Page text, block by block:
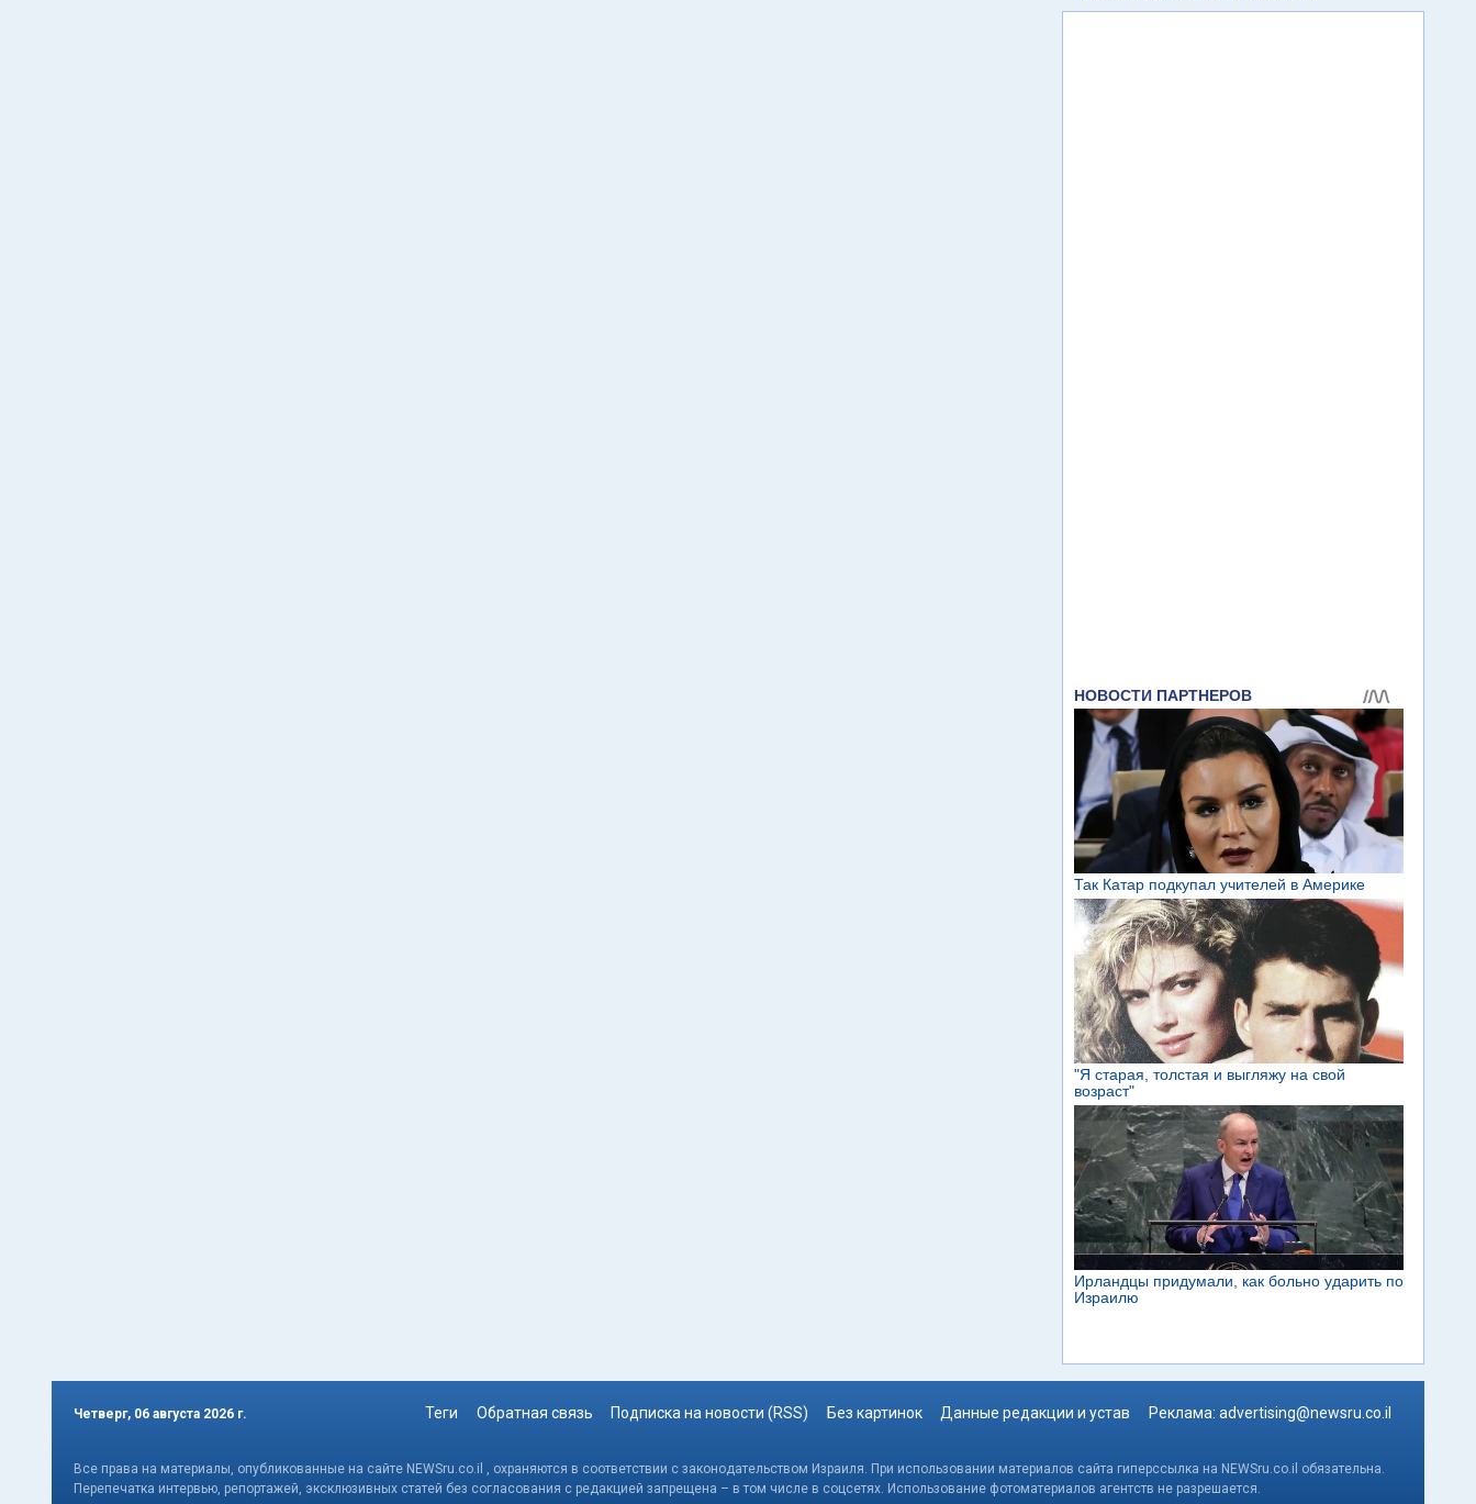
Четверг, 06 августа 2026 г. Теги Обратная связь Подписка на новости (RSS) Без картинок Данные редакции и устав Реклама: advertising@newsru.co.il
Все права на материалы, опубликованные на сайте NEWSru.co.il , охраняются в соответствии с законодательством Израиля. При использовании материалов сайта гиперссылка на NEWSru.co.il обязательна.
Перепечатка интервью, репортажей, эксклюзивных статей без согласования с редакцией запрещена – в том числе в соцсетях. Использование фотоматериалов агентств не разрешается.